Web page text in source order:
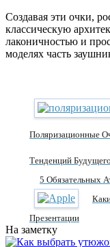
Создавая эти очки,
классическую
лаконичностью и
моделях часть
Поляризационные
Тенденций
5 Обязательных
Презентации
На заметку